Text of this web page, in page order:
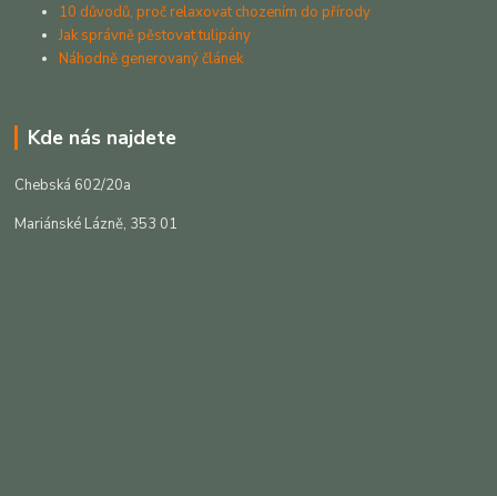
10 důvodů, proč relaxovat chozením do přírody
Jak správně pěstovat tulipány
Náhodně generovaný článek
Kde nás najdete
Chebská 602/20a
Mariánské Lázně, 353 01